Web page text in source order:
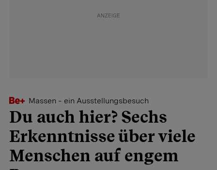
Massen – ein Ausstellungsbesuch
Du auch hier? Sechs
Erkenntnisse über viele
Menschen auf engem